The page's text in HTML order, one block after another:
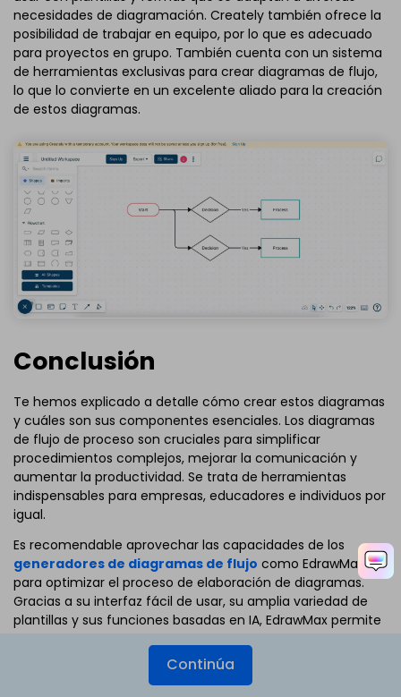
necesidades de diagramación. Creately también ofrece la
posibilidad de trabajar en equipo, por lo que es adecuado
para proyectos en grupo. También cuenta con un sistema
de herramientas exclusivas para crear diagramas de flujo,
lo que lo convierte en un excelente aliado para la creación
de estos diagramas.
Conclusión
Te hemos explicado a detalle cómo crear estos diagramas
y cuáles son sus componentes esenciales. Los diagramas
de flujo de proceso son cruciales para simplificar
procedimientos complejos, mejorar la comunicación y
aumentar la productividad. Se trata de herramientas
indispensables para empresas, educadores e individuos por
igual.
Es recomendable aprovechar las capacidades de los
generadores de diagramas de flujo como EdrawMax
para optimizar el proceso de elaboración de diagramas.
Gracias a su interfaz fácil de usar, su amplia variedad de
plantillas y sus funciones basadas en IA, EdrawMax permite
esfuerzo. Empieza a simplificar tus procesos hoy mismo
Continúa